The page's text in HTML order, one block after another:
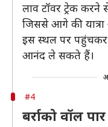
लाव टॉवर ट्रेक
जिससे आगे की
इस स्थल पर पहुंचकर
आनंद ले सकते हैं।
#4
बर्राको वॉल